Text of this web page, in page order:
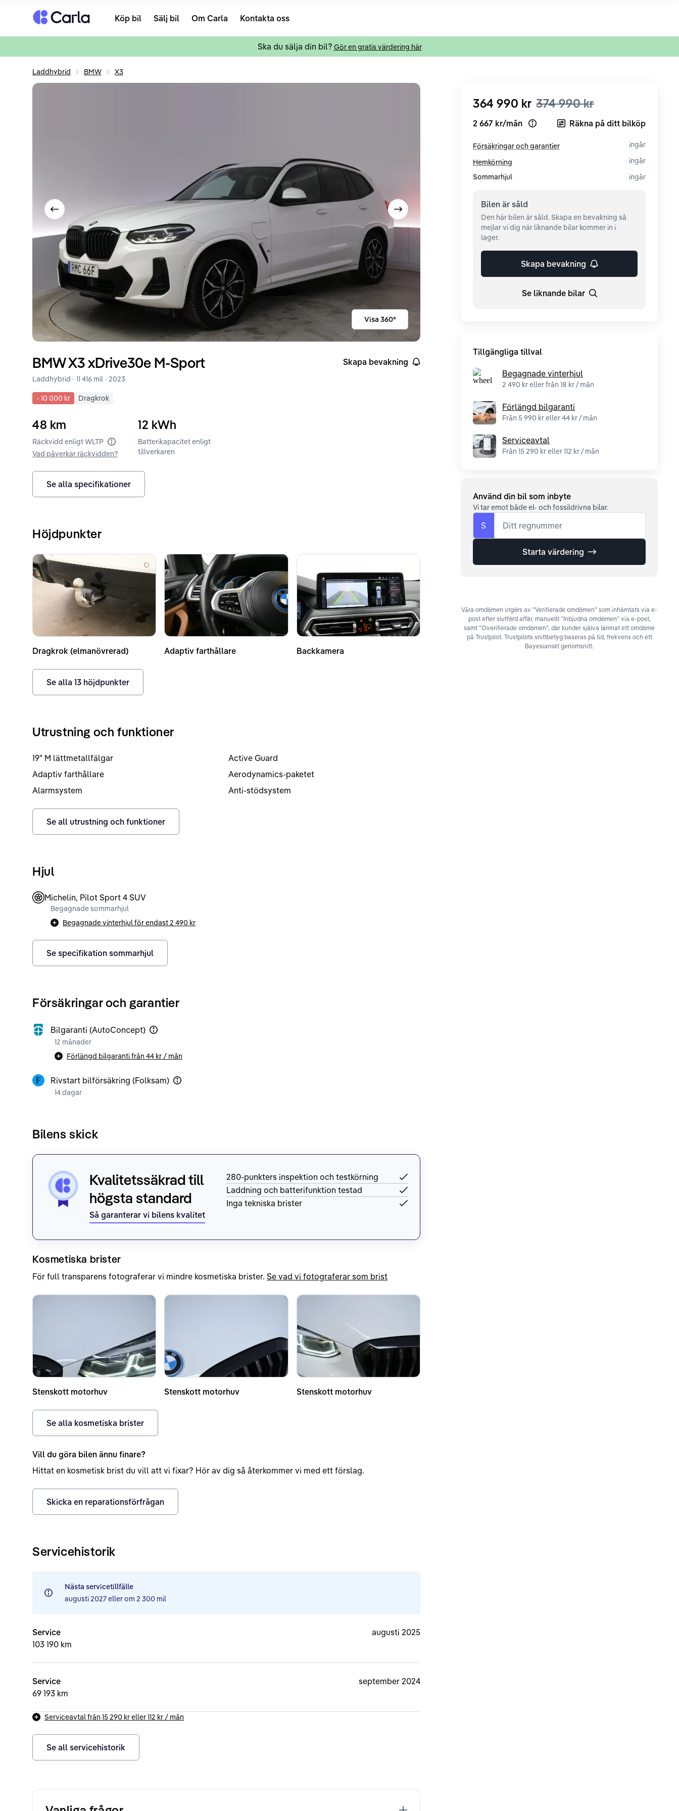
Tillbaka till startsidan Köp bil Sälj bil Om Carla Kontakta oss
Ska du sälja din bil? Gör en gratis värdering här
Laddhybrid BMW X3
Visa föregående bild Visa nästa bild
Visa 360°
BMWX3xDrive30e M-Sport Skapa bevakning
Laddhybrid · 11 416 mil · 2023
- 10 000 kr Dragkrok
48 km
Räckvidd enligt WLTP
Vad påverkar räckvidden?
12 kWh
Batterikapacitet enligt
tillverkaren
Se alla specifikationer
Höjdpunkter
Dragkrok (elmanövrerad) Adaptiv farthållare Backkamera
Se alla 13 höjdpunkter
Utrustning och funktioner
19" M lättmetallfälgar
Active Guard
Adaptiv farthållare
Aerodynamics-paketet
Alarmsystem
Anti-stödsystem
Se all utrustning och funktioner
Hjul
Michelin, Pilot Sport 4 SUV
Begagnade sommarhjul
Begagnade vinterhjul för endast2 490 kr
Se specifikation sommarhjul
Försäkringar och garantier
Bilgaranti (AutoConcept)
12 månader
Förlängd bilgaranti från 44 kr / mån
Rivstart bilförsäkring (Folksam)
14 dagar
Bilens skick
Kvalitetssäkrad till
högsta standard
Så garanterar vi bilens kvalitet
280-punkters inspektion och testkörning
Laddning och batterifunktion testad
Inga tekniska brister
Kosmetiska brister
För full transparens fotograferar vi mindre kosmetiska brister. Se vad vi fotograferar som brist
Stenskott motorhuv Stenskott motorhuv Stenskott motorhuv
Se alla kosmetiska brister
Vill du göra bilen ännu finare?
Hittat en kosmetisk brist du vill att vi fixar? Hör av dig så återkommer vi med ett förslag.
Skicka en reparationsförfrågan
Servicehistorik
Nästa servicetillfälle
augusti 2027eller om 2 300 mil
Service
103 190 km
augusti 2025
Service
69 193 km
september 2024
Serviceavtal från 15 290 kreller112 kr / mån
Se all servicehistorik
364 990 kr 374 990 kr
2 667 kr/mån Open loan exampleRäkna på ditt bilköp
Försäkringar och garantier
ingår
Hemkörning
ingår
Sommarhjul
ingår
Bilen är såld
Den här bilen är såld. Skapa en bevakning så
mejlar vi dig när liknande bilar kommer in i
lager.
Skapa bevakning
Se liknande bilar
Tillgängliga tillval
Begagnade vinterhjul
2 490 kr eller från 18 kr / mån
Förlängd bilgaranti
Från 5 990 kr eller 44 kr / mån
Serviceavtal
Från 15 290 kr eller 112 kr / mån
Använd din bil som inbyte
Vi tar emot både el- och fossildrivna bilar.
S Ditt regnummer
Starta värdering
Våra omdömen utgörs av ”Verifierade omdömen” som inhämtats via e-
post efter slutförd affär, manuellt ”Inbjudna omdömen” via e-post,
samt ”Overifierade omdömen”, där kunder själva lämnat ett omdöme
på Trustpilot. Trustpilots snittbetyg baseras på tid, frekvens och ett
Bayesianskt genomsnitt.